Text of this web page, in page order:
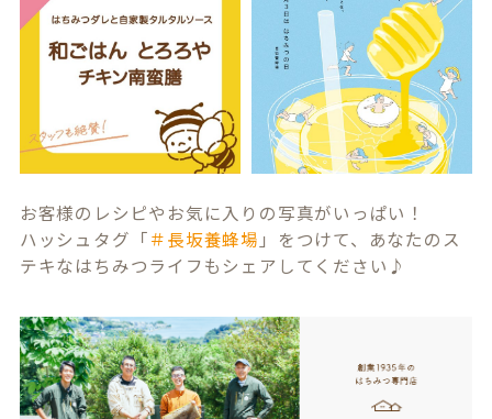
お客様のレシピやお気に入りの写真がいっぱい！
ハッシュタグ「＃長坂養蜂場 」をつけて、あなたのス
テキなはちみつライフもシェアしてください♪